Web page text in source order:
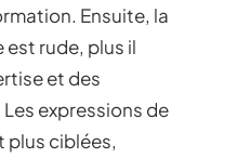
Ensuite, la
est rude, plus il
et des
expressions de
plus ciblées,